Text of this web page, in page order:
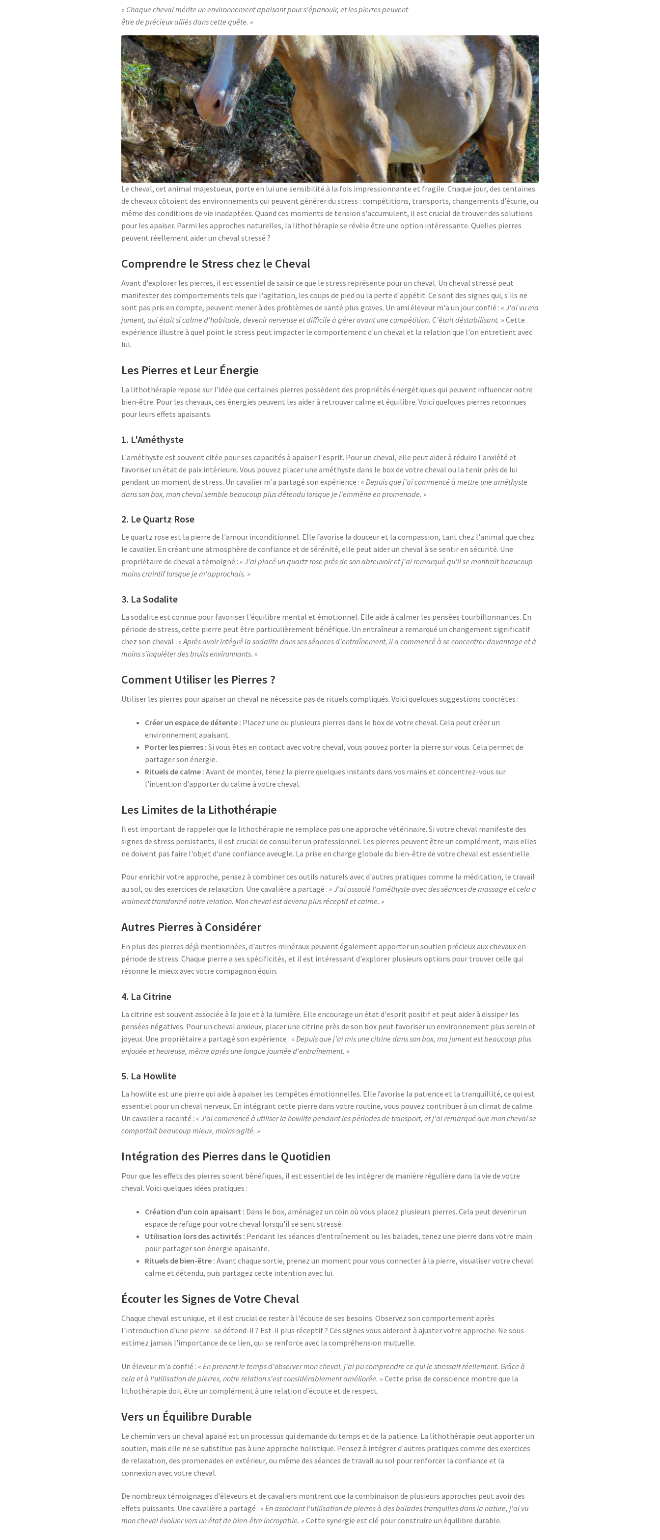
Chaque cheval mérite un environnement apaisant pour s'épanouir, et les pierres peuvent
être de précieux alliés dans cette quête.
Le cheval, cet animal majestueux, porte en lui une sensibilité à la fois impressionnante et fragile. Chaque jour, des centaines
de chevaux côtoient des environnements qui peuvent générer du stress : compétitions, transports, changements d'écurie, ou
même des conditions de vie inadaptées. Quand ces moments de tension s'accumulent, il est crucial de trouver des solutions
pour les apaiser. Parmi les approches naturelles, la lithothérapie se révèle être une option intéressante. Quelles pierres
peuvent réellement aider un cheval stressé ?
Comprendre le Stress chez le Cheval
Avant d'explorer les pierres, il est essentiel de saisir ce que le stress représente pour un cheval. Un cheval stressé peut
manifester des comportements tels que l'agitation, les coups de pied ou la perte d'appétit. Ce sont des signes qui, s'ils ne
sont pas pris en compte, peuvent mener à des problèmes de santé plus graves. Un ami éleveur m'a un jour confié : « J'ai vu ma
jument, qui était si calme d'habitude, devenir nerveuse et difficile à gérer avant une compétition. C'était déstabilisant. » Cette
expérience illustre à quel point le stress peut impacter le comportement d'un cheval et la relation que l'on entretient avec
lui.
Les Pierres et Leur Énergie
La lithothérapie repose sur l'idée que certaines pierres possèdent des propriétés énergétiques qui peuvent influencer notre
bien-être. Pour les chevaux, ces énergies peuvent les aider à retrouver calme et équilibre. Voici quelques pierres reconnues
pour leurs effets apaisants.
1. L'Améthyste
L'améthyste est souvent citée pour ses capacités à apaiser l'esprit. Pour un cheval, elle peut aider à réduire l'anxiété et
favoriser un état de paix intérieure. Vous pouvez placer une améthyste dans le box de votre cheval ou la tenir près de lui
pendant un moment de stress. Un cavalier m'a partagé son expérience : « Depuis que j'ai commencé à mettre une améthyste
dans son box, mon cheval semble beaucoup plus détendu lorsque je l'emmène en promenade. »
2. Le Quartz Rose
Le quartz rose est la pierre de l'amour inconditionnel. Elle favorise la douceur et la compassion, tant chez l'animal que chez
le cavalier. En créant une atmosphère de confiance et de sérénité, elle peut aider un cheval à se sentir en sécurité. Une
propriétaire de cheval a témoigné : « J'ai placé un quartz rose près de son abreuvoir et j'ai remarqué qu'il se montrait beaucoup
moins craintif lorsque je m'approchais. »
3. La Sodalite
La sodalite est connue pour favoriser l'équilibre mental et émotionnel. Elle aide à calmer les pensées tourbillonnantes. En
période de stress, cette pierre peut être particulièrement bénéfique. Un entraîneur a remarqué un changement significatif
chez son cheval : « Après avoir intégré la sodalite dans ses séances d'entraînement, il a commencé à se concentrer davantage et à
moins s'inquiéter des bruits environnants. »
Comment Utiliser les Pierres ?
Utiliser les pierres pour apaiser un cheval ne nécessite pas de rituels compliqués. Voici quelques suggestions concrètes :
Créer un espace de détente : Placez une ou plusieurs pierres dans le box de votre cheval. Cela peut créer un
environnement apaisant.
Porter les pierres : Si vous êtes en contact avec votre cheval, vous pouvez porter la pierre sur vous. Cela permet de
partager son énergie.
Rituels de calme : Avant de monter, tenez la pierre quelques instants dans vos mains et concentrez-vous sur
l'intention d'apporter du calme à votre cheval.
Les Limites de la Lithothérapie
Il est important de rappeler que la lithothérapie ne remplace pas une approche vétérinaire. Si votre cheval manifeste des
signes de stress persistants, il est crucial de consulter un professionnel. Les pierres peuvent être un complément, mais elles
ne doivent pas faire l'objet d'une confiance aveugle. La prise en charge globale du bien-être de votre cheval est essentielle.
Pour enrichir votre approche, pensez à combiner ces outils naturels avec d'autres pratiques comme la méditation, le travail
au sol, ou des exercices de relaxation. Une cavalière a partagé : « J'ai associé l'améthyste avec des séances de massage et cela a
vraiment transformé notre relation. Mon cheval est devenu plus réceptif et calme. »
Autres Pierres à Considérer
En plus des pierres déjà mentionnées, d'autres minéraux peuvent également apporter un soutien précieux aux chevaux en
période de stress. Chaque pierre a ses spécificités, et il est intéressant d'explorer plusieurs options pour trouver celle qui
résonne le mieux avec votre compagnon équin.
4. La Citrine
La citrine est souvent associée à la joie et à la lumière. Elle encourage un état d'esprit positif et peut aider à dissiper les
pensées négatives. Pour un cheval anxieux, placer une citrine près de son box peut favoriser un environnement plus serein et
joyeux. Une propriétaire a partagé son expérience : « Depuis que j'ai mis une citrine dans son box, ma jument est beaucoup plus
enjouée et heureuse, même après une longue journée d'entraînement. »
5. La Howlite
La howlite est une pierre qui aide à apaiser les tempêtes émotionnelles. Elle favorise la patience et la tranquillité, ce qui est
essentiel pour un cheval nerveux. En intégrant cette pierre dans votre routine, vous pouvez contribuer à un climat de calme.
Un cavalier a raconté : « J'ai commencé à utiliser la howlite pendant les périodes de transport, et j'ai remarqué que mon cheval se
comportait beaucoup mieux, moins agité. »
Intégration des Pierres dans le Quotidien
Pour que les effets des pierres soient bénéfiques, il est essentiel de les intégrer de manière régulière dans la vie de votre
cheval. Voici quelques idées pratiques :
Création d'un coin apaisant : Dans le box, aménagez un coin où vous placez plusieurs pierres. Cela peut devenir un
espace de refuge pour votre cheval lorsqu'il se sent stressé.
Utilisation lors des activités : Pendant les séances d'entraînement ou les balades, tenez une pierre dans votre main
pour partager son énergie apaisante.
Rituels de bien-être : Avant chaque sortie, prenez un moment pour vous connecter à la pierre, visualiser votre cheval
calme et détendu, puis partagez cette intention avec lui.
Écouter les Signes de Votre Cheval
Chaque cheval est unique, et il est crucial de rester à l'écoute de ses besoins. Observez son comportement après
l'introduction d'une pierre : se détend-il ? Est-il plus réceptif ? Ces signes vous aideront à ajuster votre approche. Ne sous-
estimez jamais l'importance de ce lien, qui se renforce avec la compréhension mutuelle.
Un éleveur m'a confié : « En prenant le temps d'observer mon cheval, j'ai pu comprendre ce qui le stressait réellement. Grâce à
cela et à l'utilisation de pierres, notre relation s'est considérablement améliorée. » Cette prise de conscience montre que la
lithothérapie doit être un complément à une relation d'écoute et de respect.
Vers un Équilibre Durable
Le chemin vers un cheval apaisé est un processus qui demande du temps et de la patience. La lithothérapie peut apporter un
soutien, mais elle ne se substitue pas à une approche holistique. Pensez à intégrer d'autres pratiques comme des exercices
de relaxation, des promenades en extérieur, ou même des séances de travail au sol pour renforcer la confiance et la
connexion avec votre cheval.
De nombreux témoignages d'éleveurs et de cavaliers montrent que la combinaison de plusieurs approches peut avoir des
effets puissants. Une cavalière a partagé : « En associant l'utilisation de pierres à des balades tranquilles dans la nature, j'ai vu
mon cheval évoluer vers un état de bien-être incroyable. » Cette synergie est clé pour construire un équilibre durable.